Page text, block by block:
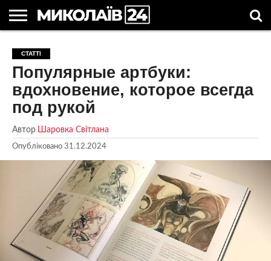
НОВИНИ
НОВИНИ
МИКОЛАЄВА
МИКОЛАЇВСЬКА
ОБЛАСТЬ
НОВИНИ
СПОРТУ
УКРАЇНА
ТА СВІТ
НОВИНИ
КОМПАНІЙ
АСТРОЛОГІЯ
СВЯТА
В
УКРАЇНІ
КОРИСНІ
СТАТТІ
СТАТТІ
Популярные артбуки:
вдохновение, которое всегда
под рукой
Автор Шаровка Світлана
Опубліковано 31.12.2024